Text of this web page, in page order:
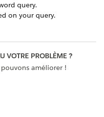
query.
on your query.
VOTRE PROBLÈME ?
améliorer !